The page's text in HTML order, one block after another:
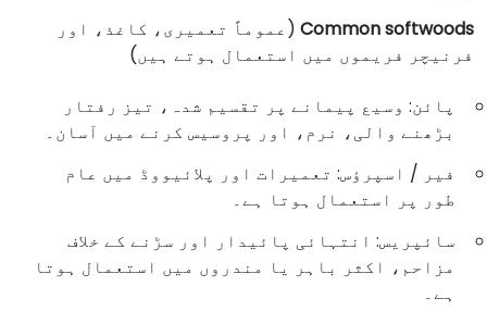
Common softwoods (عموماً تعمیری، کاغذ، اور
فرنیچر فریموں میں استعمال ہوتے ہیں)
پائن: وسیع پیمانے پر تقسیم شدہ، تیز رفتار
بڑھنے والی، نرم، اور پروسیس کرنے میں آسان۔
فیر / اسپرؤس: تعمیرات اور پلائیووڈ میں عام
طور پر استعمال ہوتا ہے۔
سائپریس: انتہائی پائیدار اور سڑنے کے خلاف
مزاحم، اکثر باہر یا مندروں میں استعمال ہوتا
ہے۔